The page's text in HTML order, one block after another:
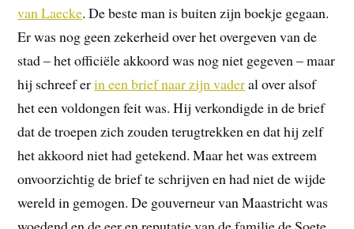
van Laecke. De beste man is buiten zijn boekje gegaan.
Er was nog geen zekerheid over het overgeven van de
stad – het officiële akkoord was nog niet gegeven – maar
hij schreef erin een brief naar zijn vaderal over alsof
het een voldongen feit was. Hij verkondigde in de brief
dat de troepen zich zouden terugtrekken en dat hij zelf
het akkoord niet had getekend. Maar het was extreem
onvoorzichtig de brief te schrijven en had niet de wijde
wereld in gemogen. De gouverneur van Maastricht was